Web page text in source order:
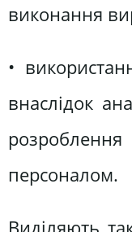
виконання
•
внаслідок
персоналом.